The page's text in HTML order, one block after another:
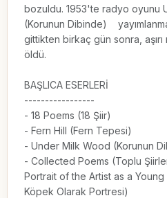
bozuldu. 1953'te radyo oyunu
(Korunun Dibinde)
gittikten birkaç gün sonra, aşırı
öldü.
BAŞLICA ESERLERİ
-----------------
- 18 Poems (18 Şiir)
- Fern Hill (Fern Tepesi)
- Under Milk Wood (Korunun
- Collected Poems (Toplu
Portrait of the Artist as a Young
Köpek Olarak Portresi)